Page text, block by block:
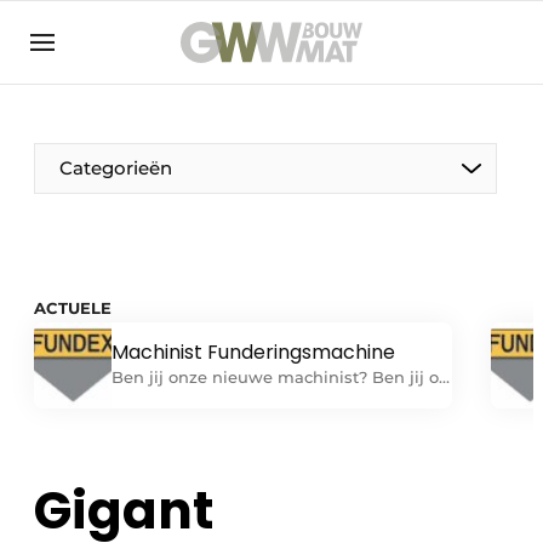
NL EN
Categorieën
Vrouw in de bouw
ACTUELE
Machinist Funderingsmachine
Ben jij onze nieuwe machinist? Ben jij op
werkzaamheden die verband houden
met bedienen van en dagelijks
Gigant